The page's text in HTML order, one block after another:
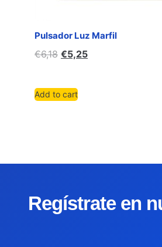
Pulsador Luz Marfil
€6,18 €5,25
Add to cart
Regístrate en